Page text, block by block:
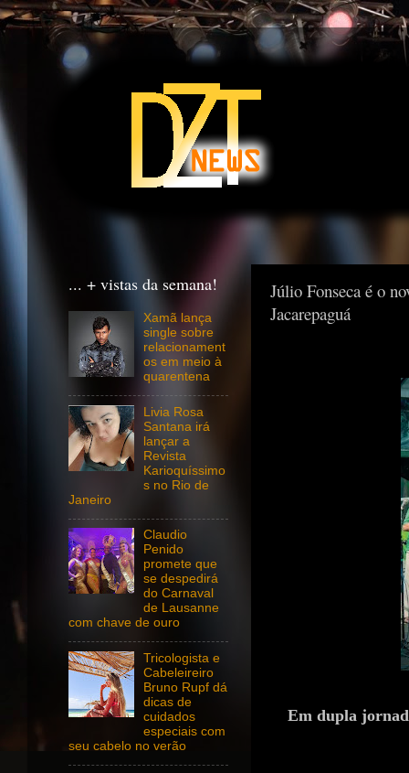
Júlio Fonseca é o
Jacarepaguá
Em dupla
... + vistas da semana!
Xamã lança
single sobre
relacionament
os em meio à
quarentena
Livia Rosa
Santana irá
lançar a
Revista
Karioquíssimo
s no Rio de
Janeiro
Claudio
Penido
promete que
se despedirá
do Carnaval
de Lausanne
com chave de ouro
Tricologista e
Cabeleireiro
Bruno Rupf dá
dicas de
cuidados
especiais com
seu cabelo no verão